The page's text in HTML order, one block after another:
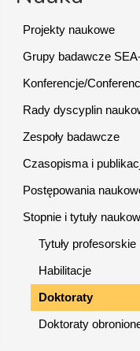
Projekty naukowe
Grupy badawcze
Konferencje/
Rady dyscyplin
Zespoły badawcze
Czasopisma i
Postępowania
Stopnie i tytuły
Tytuły profesorskie
Habilitacje
Doktoraty
Doktoraty